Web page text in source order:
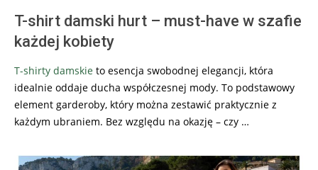
T-shirt damski hurt – must-have w szafie
każdej kobiety
T-shirty damskie to esencja swobodnej elegancji, która
idealnie oddaje ducha współczesnej mody. To podstawowy
element garderoby, który można zestawić praktycznie z
każdym ubraniem. Bez względu na okazję – czy …